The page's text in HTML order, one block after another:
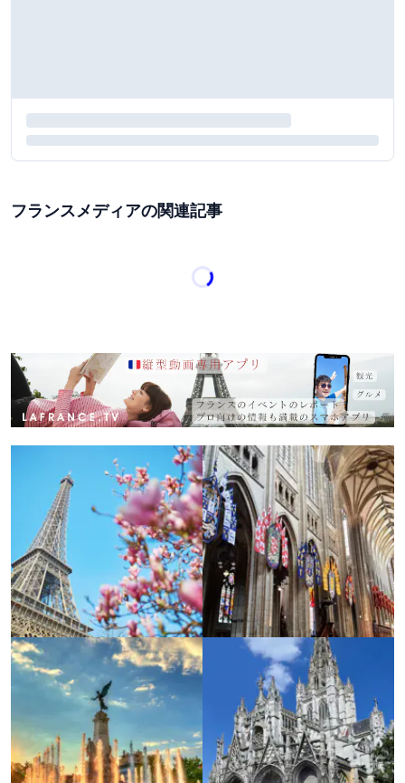
フランスメディアの関連記事